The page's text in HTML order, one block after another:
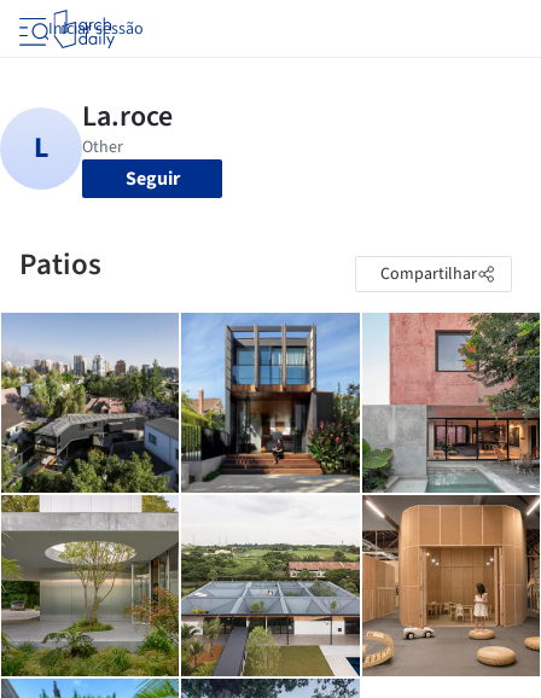
Iniciar sessão
Seguir
Patios Compartilhar